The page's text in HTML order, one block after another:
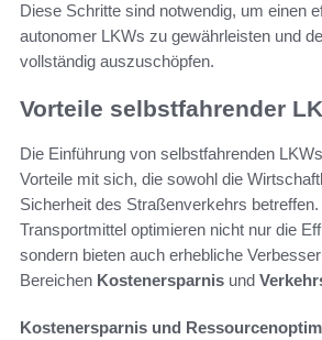
Diese Schritte sind notwendig, um einen
autonomer LKWs zu gewährleisten und
vollständig auszuschöpfen.
Vorteile selbstfahrender
Die Einführung von selbstfahrenden
Vorteile mit sich, die sowohl die
Sicherheit des Straßenverkehrs
Transportmittel optimieren nicht nur die
sondern bieten auch erhebliche
Bereichen Kostenersparnis und
Kostenersparnis und